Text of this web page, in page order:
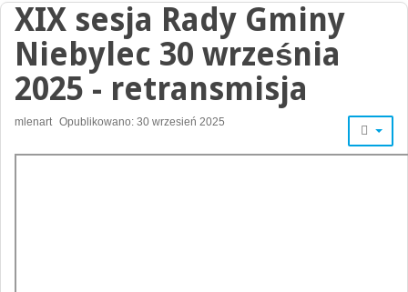
XIX sesja Rady Gminy
Niebylec 30 września
2025 - retransmisja
mlenart Opublikowano: 30 wrzesień 2025